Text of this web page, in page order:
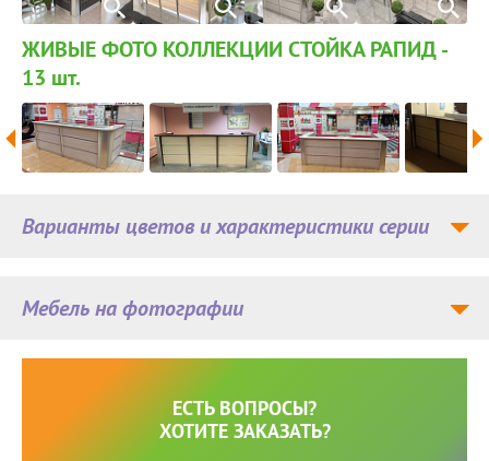
ЖИВЫЕ ФОТО КОЛЛЕКЦИИ СТОЙКА РАПИД -
13 шт.
Мебель на фотографии
Варианты цветов и характеристики серии
ЕСТЬ ВОПРОСЫ?
ХОТИТЕ ЗАКАЗАТЬ?